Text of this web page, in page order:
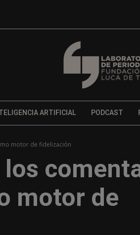
ARTIFICIAL PODCAST
motor de fidelización
motor de